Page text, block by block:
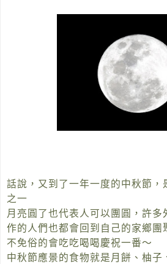
話說，又到了一年一度的中秋節，
之一
月亮圓了也代表人可以團圓，許
作的人們也都會回到自己的家鄉團
不免俗的會吃吃喝喝慶祝一番～
中秋節應景的食物就是月餅、柚子